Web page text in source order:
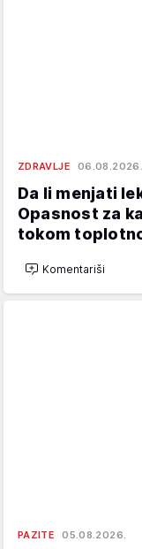
ZDRAVLJE 06.08.2026.
Da li menjati
Opasnost za
tokom
Komentariši
PAZITE 05.08.2026.